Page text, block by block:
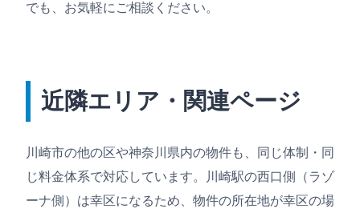
でも、お気軽にご相談ください。
近隣エリア・関連ページ
川崎市の他の区や神奈川県内の物件も、同じ体制・同
じ料金体系で対応しています。川崎駅の西口側（ラゾ
ーナ側）は幸区になるため、物件の所在地が幸区の場